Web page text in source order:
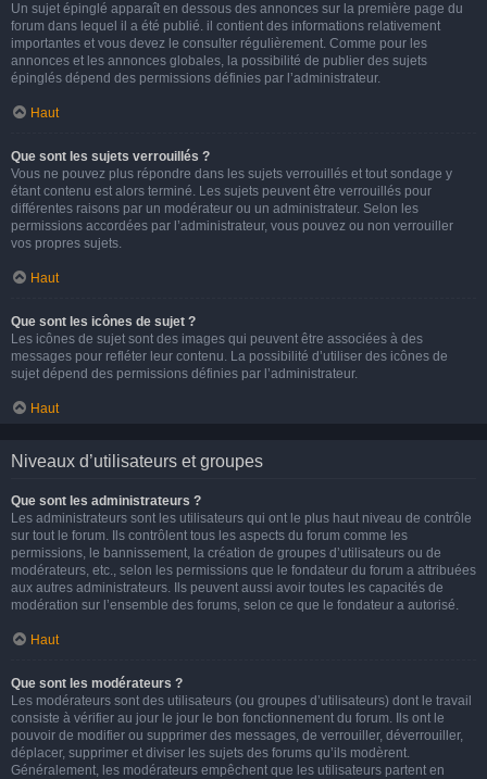
Un sujet épinglé apparaît en dessous des annonces sur la première page du
forum dans lequel il a été publié. il contient des informations relativement
importantes et vous devez le consulter régulièrement. Comme pour les
annonces et les annonces globales, la possibilité de publier des sujets
épinglés dépend des permissions définies par l’administrateur.
Haut
Que sont les sujets verrouillés ?
Vous ne pouvez plus répondre dans les sujets verrouillés et tout sondage y
étant contenu est alors terminé. Les sujets peuvent être verrouillés pour
différentes raisons par un modérateur ou un administrateur. Selon les
permissions accordées par l’administrateur, vous pouvez ou non verrouiller
vos propres sujets.
Haut
Que sont les icônes de sujet ?
Les icônes de sujet sont des images qui peuvent être associées à des
messages pour refléter leur contenu. La possibilité d’utiliser des icônes de
sujet dépend des permissions définies par l’administrateur.
Haut
Niveaux d’utilisateurs et groupes
Que sont les administrateurs ?
Les administrateurs sont les utilisateurs qui ont le plus haut niveau de contrôle
sur tout le forum. Ils contrôlent tous les aspects du forum comme les
permissions, le bannissement, la création de groupes d’utilisateurs ou de
modérateurs, etc., selon les permissions que le fondateur du forum a attribuées
aux autres administrateurs. Ils peuvent aussi avoir toutes les capacités de
modération sur l’ensemble des forums, selon ce que le fondateur a autorisé.
Haut
Que sont les modérateurs ?
Les modérateurs sont des utilisateurs (ou groupes d’utilisateurs) dont le travail
consiste à vérifier au jour le jour le bon fonctionnement du forum. Ils ont le
pouvoir de modifier ou supprimer des messages, de verrouiller, déverrouiller,
déplacer, supprimer et diviser les sujets des forums qu’ils modèrent.
Généralement, les modérateurs empêchent que les utilisateurs partent en